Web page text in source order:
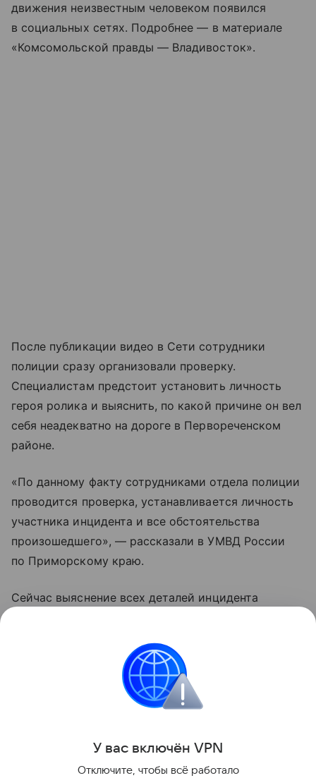
движения неизвестным человеком появился
в социальных сетях. Подробнее — в материале
«Комсомольской правды — Владивосток».
После публикации видео в Сети сотрудники
полиции сразу организовали проверку.
Специалистам предстоит установить личность
героя ролика и выяснить, по какой причине он вел
себя неадекватно на дороге в Первореченском
районе.
«По данному факту сотрудниками отдела полиции
проводится проверка, устанавливается личность
участника инцидента и все обстоятельства
произошедшего», — рассказали в УМВД России
по Приморскому краю.
Сейчас выяснение всех деталей инцидента
для неизвестного гражданина.
Поделиться
У вас включён VPN
Отключите, чтобы всё работало